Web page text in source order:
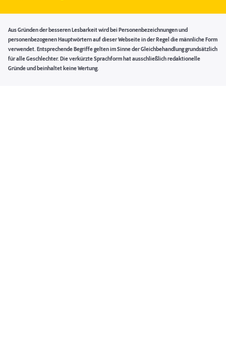
Aus Gründen der besseren Lesbarkeit wird bei Personenbezeichnungen und
personenbezogenen Hauptwörtern auf dieser Webseite in der Regel die männliche Form
verwendet. Entsprechende Begriffe gelten im Sinne der Gleichbehandlung grundsätzlich
für alle Geschlechter. Die verkürzte Sprachform hat ausschließlich redaktionelle
Gründe und beinhaltet keine Wertung.